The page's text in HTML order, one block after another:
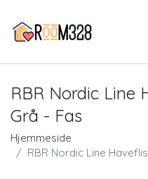
RBR Nordic Line
Grå - Fas
Hjemmeside
RBR Nordic Line